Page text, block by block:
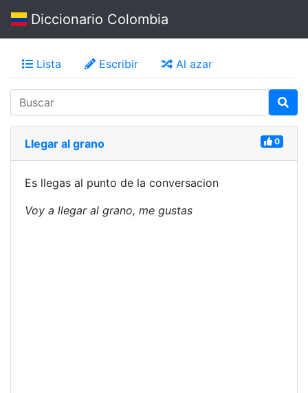
Diccionario Colombia
Lista Escribir Al azar
Llegar al grano 0
Es llegas al punto de la conversacion
Voy a llegar al grano, me gustas